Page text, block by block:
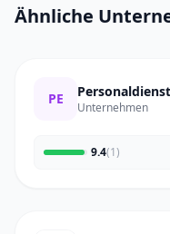
Ähnliche
PE
Unternehmen
9.4(1)